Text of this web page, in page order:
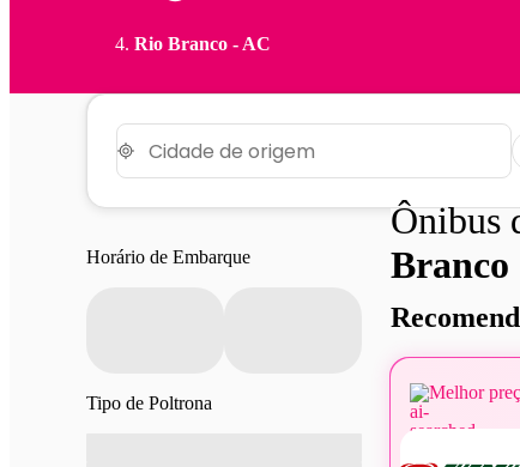
Rio Branco - AC
Horário de Embarque
Tipo de Poltrona
Ônibus
Branco
Melhor